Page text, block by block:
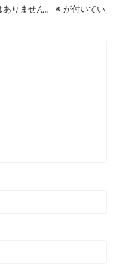
りません。 ※ が付いてい